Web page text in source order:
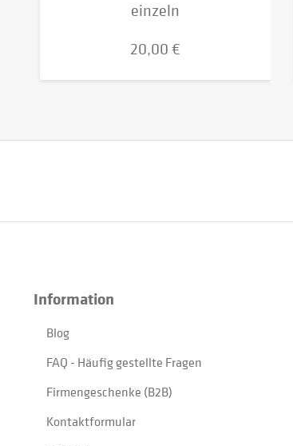
einzeln
20,00 €
Information
Blog
FAQ - Häufig gestellte Fragen
Firmengeschenke (B2B)
Kontaktformular